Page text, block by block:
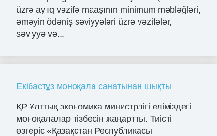
üzrə aylıq vəzifə maaşının minimum məbləğləri,
əməyin ödəniş səviyyələri üzrə vəzifələr,
səviyyə və...
Екібастұз моноқала санатынан шықты
ҚР Ұлттық экономика министрлігі еліміздегі
моноқалалар тізбесін жаңартты. Тиісті
өзгеріс «Қазақстан Республикасы